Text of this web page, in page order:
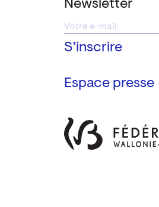
Newsletter
Espace presse